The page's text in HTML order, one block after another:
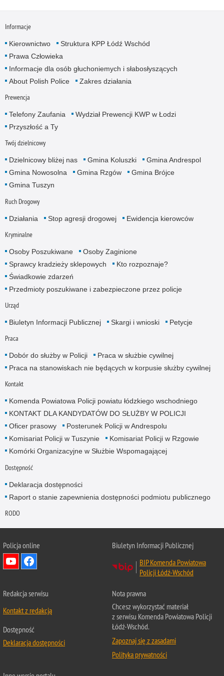
Informacje
Kierownictwo
Struktura KPP Łódź Wschód
Prawa Człowieka
Informacje dla osób głuchoniemych i słabosłyszących
About Polish Police
Zakres działania
Prewencja
Telefony Zaufania
Wydział Prewencji KWP w Łodzi
Przyszłość a Ty
Twój dzielnicowy
Dzielnicowy bliżej nas Gmina Koluszki
Gmina Andrespol
Gmina Nowosolna
Gmina Rzgów
Gmina Brójce
Gmina Tuszyn
Ruch Drogowy
Działania Stop agresji drogowej Ewidencja kierowców
Kryminalne
Osoby Poszukiwane
Osoby Zaginione
Sprawcy kradzieży sklepowych
Kto rozpoznaje?
Świadkowie zdarzeń
Przedmioty poszukiwane i zabezpieczone przez policje
Urząd
Biuletyn Informacji Publicznej Skargi i wnioski Petycje
Praca
Dobór do służby w Policji
Praca w służbie cywilnej
Praca na stanowiskach nie będących w korpusie służby cywilnej
Kontakt
Komenda Powiatowa Policji powiatu łódzkiego wschodniego
KONTAKT DLA KANDYDATÓW DO SŁUŻBY W POLICJI
Oficer prasowy
Posterunek Policji w Andrespolu
Komisariat Policji w Tuszynie
Komisariat Policji w Rzgowie
Komórki Organizacyjne w Służbie Wspomagającej
Dostępność
Deklaracja dostępności
Raport o stanie zapewnienia dostępności podmiotu publicznego
RODO
Policja online
Biuletyn Informacji Publicznej
BIP Komenda Powiatowa
Policji Łódź-Wschód
Redakcja serwisu
Kontakt z redakcją
Dostępność
Deklaracja dostępności
Nota prawna
Chcesz wykorzystać materiał
z serwisu Komenda Powiatowa Policji
Łódź-Wschód.
Zapoznaj się z zasadami
Polityka prywatności